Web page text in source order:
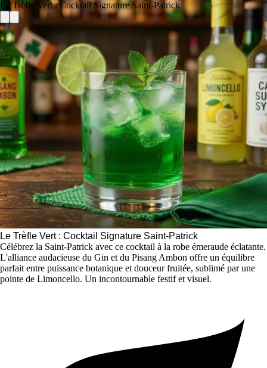
Le Trèfle Vert : Cocktail Signature Saint-Patrick
Le Trèfle Vert : Cocktail Signature Saint-Patrick
Célébrez la Saint-Patrick avec ce cocktail à la robe émeraude éclatante.
L'alliance audacieuse du Gin et du Pisang Ambon offre un équilibre
parfait entre puissance botanique et douceur fruitée, sublimé par une
pointe de Limoncello. Un incontournable festif et visuel.